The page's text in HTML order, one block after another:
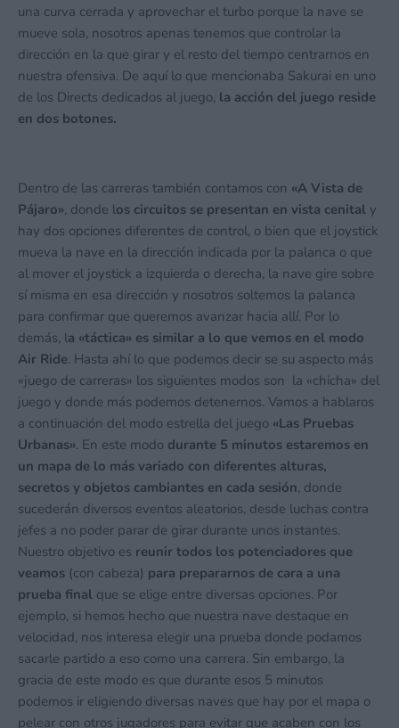
una curva cerrada y aprovechar el turbo porque la nave se
mueve sola, nosotros apenas tenemos que controlar la
dirección en la que girar y el resto del tiempo centrarnos en
nuestra ofensiva. De aquí lo que mencionaba Sakurai en uno
de los Directs dedicados al juego, la acción del juego reside
en dos botones.
Dentro de las carreras también contamos con «A Vista de
Pájaro», donde los circuitos se presentan en vista cenital y
hay dos opciones diferentes de control, o bien que el joystick
mueva la nave en la dirección indicada por la palanca o que
al mover el joystick a izquierda o derecha, la nave gire sobre
sí misma en esa dirección y nosotros soltemos la palanca
para confirmar que queremos avanzar hacia allí. Por lo
demás, la «táctica» es similar a lo que vemos en el modo
Air Ride. Hasta ahí lo que podemos decir se su aspecto más
«juego de carreras» los siguientes modos son la «chicha» del
juego y donde más podemos detenernos. Vamos a hablaros
a continuación del modo estrella del juego «Las Pruebas
Urbanas». En este modo durante 5 minutos estaremos en
un mapa de lo más variado con diferentes alturas,
secretos y objetos cambiantes en cada sesión, donde
sucederán diversos eventos aleatorios, desde luchas contra
jefes a no poder parar de girar durante unos instantes.
Nuestro objetivo es reunir todos los potenciadores que
veamos (con cabeza) para prepararnos de cara a una
prueba final que se elige entre diversas opciones. Por
ejemplo, si hemos hecho que nuestra nave destaque en
velocidad, nos interesa elegir una prueba donde podamos
sacarle partido a eso como una carrera. Sin embargo, la
gracia de este modo es que durante esos 5 minutos
podemos ir eligiendo diversas naves que hay por el mapa o
pelear con otros jugadores para evitar que acaben con los